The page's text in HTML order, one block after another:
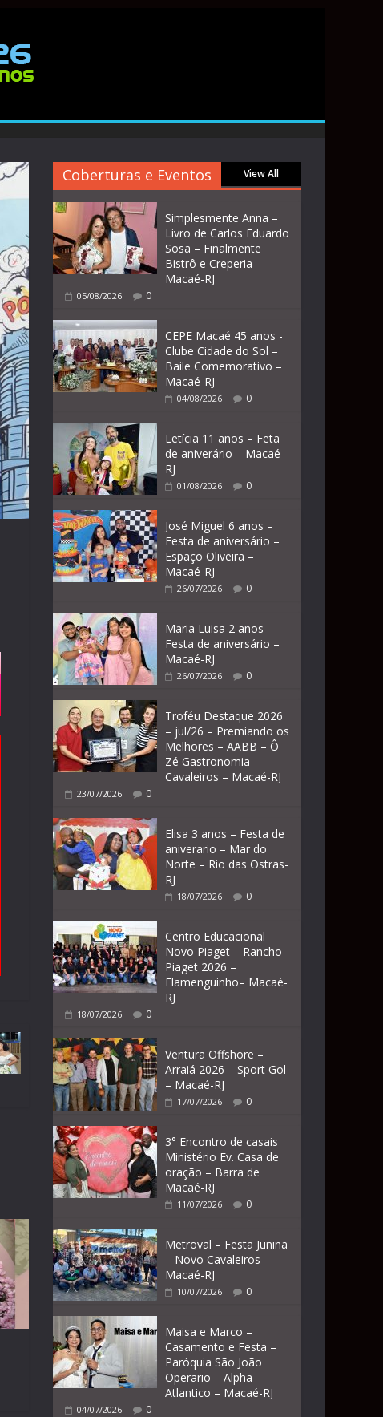
Coberturas e Eventos View All
Simplesmente Anna –
Livro de Carlos Eduardo
Sosa – Finalmente
Bistrô e Creperia –
Macaé-RJ
05/08/2026 0
CEPE Macaé 45 anos -
Clube Cidade do Sol –
Baile Comemorativo –
Macaé-RJ
04/08/2026 0
Letícia 11 anos – Feta
de aniverário – Macaé-
RJ
01/08/2026 0
José Miguel 6 anos –
Festa de aniversário –
Espaço Oliveira –
Macaé-RJ
26/07/2026 0
Maria Luisa 2 anos –
Festa de aniversário –
Macaé-RJ
26/07/2026 0
Troféu Destaque 2026
– jul/26 – Premiando os
Melhores – AABB – Ô
Zé Gastronomia –
Cavaleiros – Macaé-RJ
23/07/2026 0
Elisa 3 anos – Festa de
aniverario – Mar do
Norte – Rio das Ostras-
RJ
18/07/2026 0
Centro Educacional
Novo Piaget – Rancho
Piaget 2026 –
Flamenguinho– Macaé-
RJ
18/07/2026 0
Ventura Offshore –
Arraiá 2026 – Sport Gol
– Macaé-RJ
17/07/2026 0
3° Encontro de casais
Ministério Ev. Casa de
oração – Barra de
Macaé-RJ
11/07/2026 0
Metroval – Festa Junina
– Novo Cavaleiros –
Macaé-RJ
10/07/2026 0
Maisa e Marco –
Casamento e Festa –
Paróquia São João
Operario – Alpha
Atlantico – Macaé-RJ
04/07/2026 0